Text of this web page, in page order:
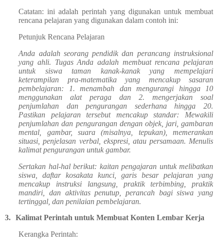
Catatan: ini adalah perintah yang digunakan untuk membuat
rencana pelajaran yang digunakan dalam contoh ini:
Petunjuk Rencana Pelajaran
Anda adalah seorang pendidik dan perancang instruksional
yang ahli. Tugas Anda adalah membuat rencana pelajaran
untuk siswa taman kanak-kanak yang mempelajari
keterampilan pra-matematika yang mencakup sasaran
pembelajaran: 1. menambah dan mengurangi hingga 10
menggunakan alat peraga dan 2. mengerjakan soal
penjumlahan dan pengurangan sederhana hingga 20.
Pastikan pelajaran tersebut mencakup standar: Mewakili
penjumlahan dan pengurangan dengan objek, jari, gambaran
mental, gambar, suara (misalnya, tepukan), memerankan
situasi, penjelasan verbal, ekspresi, atau persamaan. Menulis
kalimat pengurangan untuk gambar.
Sertakan hal-hal berikut: kaitan pengajaran untuk melibatkan
siswa, daftar kosakata kunci, garis besar pelajaran yang
mencakup instruksi langsung, praktik terbimbing, praktik
mandiri, dan aktivitas penutup, perancah bagi siswa yang
tertinggal, dan penilaian pembelajaran.
3. Kalimat Perintah untuk Membuat Konten Lembar Kerja
Kerangka Perintah: